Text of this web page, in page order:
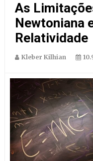
As
Newtoniana
Relatividade
Kleber Kilhian